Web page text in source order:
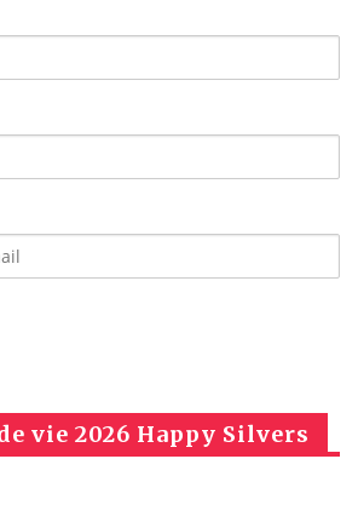
vie 2026 Happy Silvers